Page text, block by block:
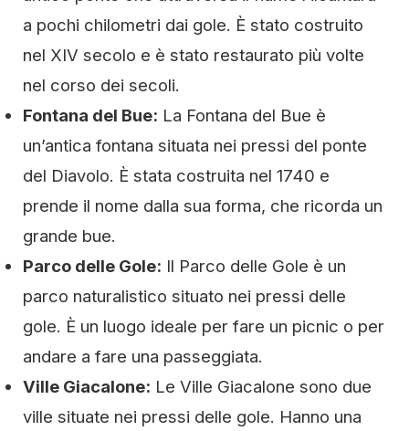
a pochi chilometri dai gole. È stato costruito
nel XIV secolo e è stato restaurato più volte
nel corso dei secoli.
Fontana del Bue: La Fontana del Bue è
un’antica fontana situata nei pressi del ponte
del Diavolo. È stata costruita nel 1740 e
prende il nome dalla sua forma, che ricorda un
grande bue.
Parco delle Gole: Il Parco delle Gole è un
parco naturalistico situato nei pressi delle
gole. È un luogo ideale per fare un picnic o per
andare a fare una passeggiata.
Ville Giacalone: Le Ville Giacalone sono due
ville situate nei pressi delle gole. Hanno una